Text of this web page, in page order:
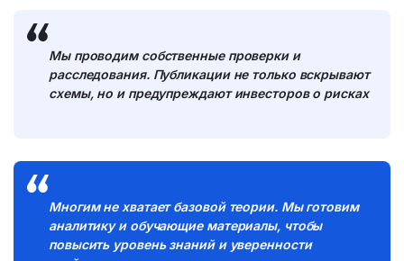
Мы проводим собственные проверки и
расследования. Публикации не только вскрывают
схемы, но и предупреждают инвесторов о рисках
Многим не хватает базовой теории. Мы готовим
аналитику и обучающие материалы, чтобы
повысить уровень знаний и уверенности